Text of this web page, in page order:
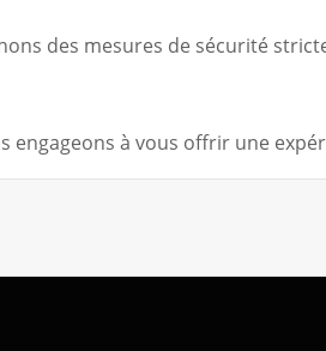
des mesures de sécurité
engageons à vous offrir une